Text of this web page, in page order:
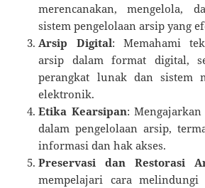
merencanakan, mengelola,
sistem pengelolaan arsip yang
Arsip Digital: Memahami
arsip dalam format digital,
perangkat lunak dan sistem
elektronik.
Etika Kearsipan:
dalam pengelolaan arsip,
informasi dan hak akses.
Preservasi dan Restorasi
mempelajari cara